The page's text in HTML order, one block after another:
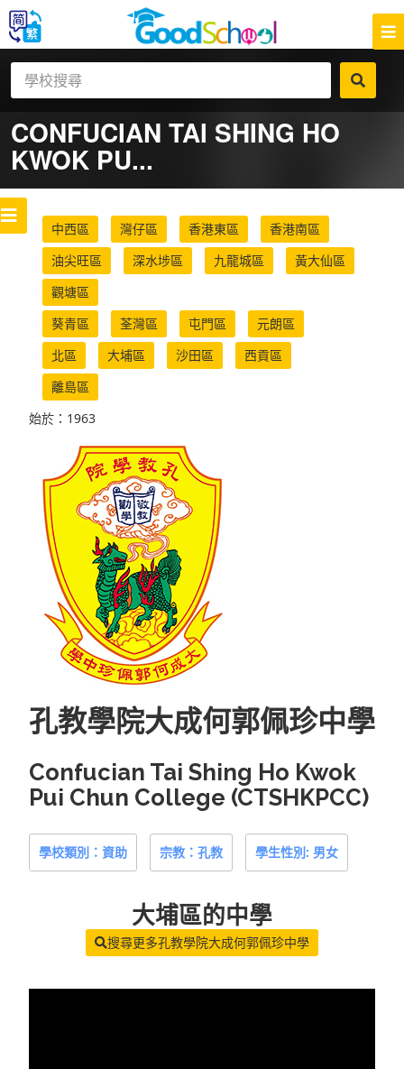
CONFUCIAN TAI SHING HO
KWOK PU...
中西區 灣仔區 香港東區
香港南區
油尖旺區
深水埗區 九龍城區
黃大仙區
觀塘區
葵青區
荃灣區 屯門區
元朗區
北區
大埔區 沙田區
西貢區
離島區
始於：1963
孔教學院大成何郭佩珍中學
Confucian Tai Shing Ho Kwok
Pui Chun College (CTSHKPCC)
學校類別：資助 宗教：孔教 學生性別: 男女
大埔區的中學
搜尋更多孔教學院大成何郭佩珍中學